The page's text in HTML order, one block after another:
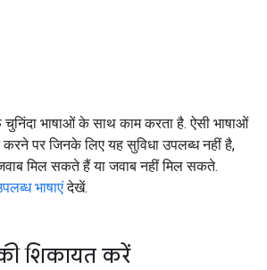
चुनिंदा भाषाओं के साथ काम करता है. ऐसी भाषाओं
करने पर जिनके लिए यह सुविधा उपलब्ध नहीं है,
मिल सकते हैं या जवाब नहीं मिल सकते.
भाषाएंदेखें.
शिकायत करें